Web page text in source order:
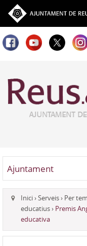
Ajuntament
Inici›Serveis› Per
educatius› Premis
educativa